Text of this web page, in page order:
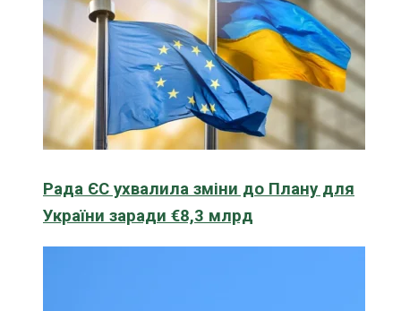
Рада ЄС ухвалила зміни до Плану для
України заради €8,3 млрд